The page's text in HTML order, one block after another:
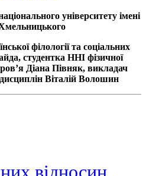
університету імені
філології та соціальних
студентка ННІ фізичної
Діана Півняк, викладач
Віталій Волошин